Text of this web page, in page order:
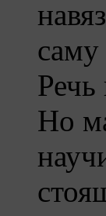
саму
Речь
Но